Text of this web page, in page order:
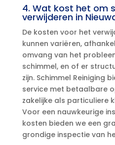
4.​ Wat kost het om
verwijderen in
De kosten voor het
kunnen variëren,
omvang van het
schimmel, en of er
zijn.​ Schimmel Reiniging
service met betaalbare
zakelijke als particuliere
Voor een nauwkeurige
kosten bieden we een
grondige inspectie van